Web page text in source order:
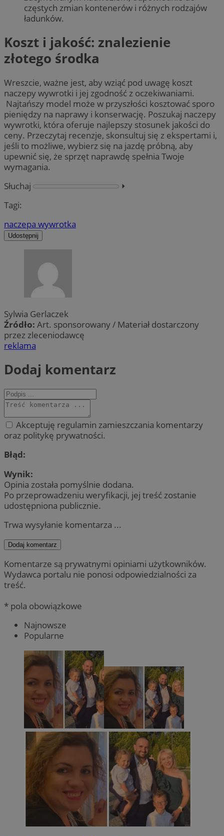
częstych zmian kontenerów i różnych rodzajów
ładunków.
Koszt i jakość: znalezienie
złotego środka
Wreszcie, ważne jest, aby wziąć pod uwagę koszt
naczepy wywrotki i jej zgodność z oczekiwaniami.
Najtańszy model może w przyszłości kosztować sporo
pieniędzy na naprawy i konserwację. Poszukaj naczepy
wywrotki, która oferuje najlepszy stosunek jakości do
ceny. Przeczytaj recenzje, skonsultuj się z ekspertami i,
jeśli to możliwe, wybierz się na jazdę próbną, aby
upewnić się, że sprzęt naprawdę spełnia Twoje
wymagania.
Słuchaj
⏵︎
Tagi:
naczepa wywrotka
Udostępnij
Sylwia Gerlaczek
Źródło: Art. sponsorowany / Materiał dostarczony
przez zleceniodawcę
reklama
Dodaj komentarz
Akceptuję regulamin zamieszczania komentarzy
oraz politykę prywatności.
Błąd:
Wynik:
Opinia została pomyślnie dodana.
Po przeprowadzeniu weryfikacji, jej treść zostanie
udostępniona publicznie.
Trwa wysyłanie komentarza ...
Dodaj komentarz
Komentarze są prywatnymi opiniami użytkowników.
Wydawca portalu nie ponosi odpowiedzialności za
treść.
* pola obowiązkowe
Najnowsze
Popularne